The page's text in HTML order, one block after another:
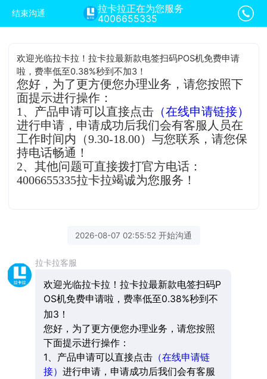
结束沟通
拉卡拉正在为您服务
4006655335
欢迎光临拉卡拉！拉卡拉最新款电签扫码POS机免费申请
啦，费率低至0.38%秒到不加3！
您好，为了更方便您办理业务，请您按照下
面提示进行操作：
1、产品申请可以直接点击 （在线申请链接）
进行申请，申请成功后我们会有客服人员在
工作时间内（9.30-18.00）与您联系，请您保
持电话畅通！
2、其他问题可直接拨打官方电话：
4006655335拉卡拉竭诚为您服务！
2026-08-07 02:55:52 开始沟通
拉卡拉客服
欢迎光临拉卡拉！拉卡拉最新款电签扫码P
OS机免费申请啦，费率低至0.38%秒到不
加3！
您好，为了更方便您办理业务，请您按照
下面提示进行操作：
1、产品申请可以直接点击（在线申请链
接） 进行申请，申请成功后我们会有客服